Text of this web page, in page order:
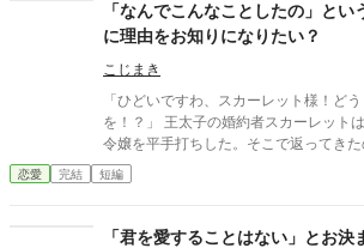
「なんでこんなことしたの」と
に理由をお知りになりたい？
こじまき
「ひどいですわ、スカーレット様！ど
を！？」 王太子の婚約者スカーレット
令嬢を平手打ちした。そこで返ってき
とを」という質問である。 わからない
し上げるわ。でも、本当に大丈夫かし
恋愛 完結 短編
「君を愛することはない」とお